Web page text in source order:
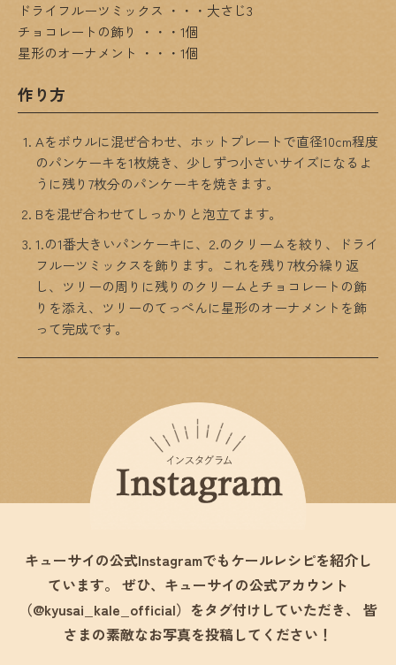
ドライフルーツミックス ・・・大さじ3
チョコレートの飾り
・・・1個
星形のオーナメント
・・・1個
作り方
Aをボウルに混ぜ合わせ、ホットプレートで直径10cm程度
のパンケーキを1枚焼き、少しずつ小さいサイズになるよ
うに残り7枚分のパンケーキを焼きます。
Bを混ぜ合わせてしっかりと泡立てます。
1.の1番大きいパンケーキに、2.のクリームを絞り、ドライ
フルーツミックスを飾ります。これを残り7枚分繰り返
し、ツリーの周りに残りのクリームとチョコレートの飾
りを添え、ツリーのてっぺんに星形のオーナメントを飾
って完成です。
キューサイの公式Instagramでもケールレシピを紹介し
ています。 ぜひ、キューサイの公式アカウント
（@kyusai_kale_official）をタグ付けしていただき、 皆
さまの素敵なお写真を投稿してください！